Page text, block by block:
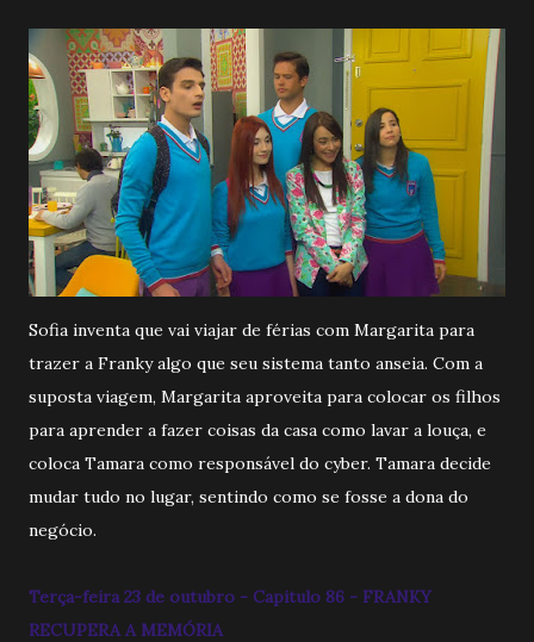
Sofia inventa que vai viajar de férias com Margarita para
trazer a Franky algo que seu sistema tanto anseia. Com a
suposta viagem, Margarita aproveita para colocar os filhos
para aprender a fazer coisas da casa como lavar a louça, e
coloca Tamara como responsável do cyber. Tamara decide
mudar tudo no lugar, sentindo como se fosse a dona do
negócio.
Terça-feira 23 de outubro - Capitulo 86 - FRANKY
RECUPERA A MEMÓRIA